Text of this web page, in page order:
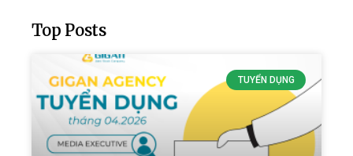
Top Posts
TUYỂN DỤNG